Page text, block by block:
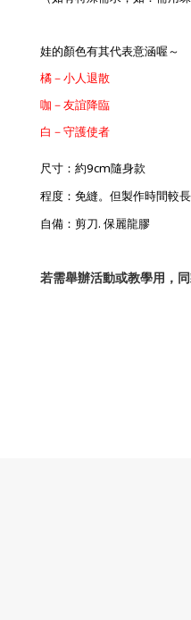
娃的顏色有其代表意涵喔～
橘－小人退散
咖－友誼降臨
白－守護使者
尺寸：約9cm隨身款
程度：免縫。但製作時間較
自備：剪刀. 保麗龍膠
若需舉辦活動或教學用，